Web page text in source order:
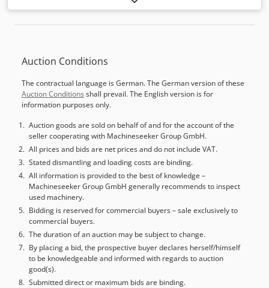
Auction Conditions
The contractual language is German. The German version of these
Auction Conditions shall prevail. The English version is for
information purposes only.
Auction goods are sold on behalf of and for the account of the
seller cooperating with Machineseeker Group GmbH.
All prices and bids are net prices and do not include VAT.
Stated dismantling and loading costs are binding.
All information is provided to the best of knowledge –
Machineseeker Group GmbH generally recommends to inspect
used machinery.
Bidding is reserved for commercial buyers – sale exclusively to
commercial buyers.
The duration of an auction may be subject to change.
By placing a bid, the prospective buyer declares herself/himself
to be knowledgeable and informed with regards to auction
good(s).
Submitted direct or maximum bids are binding.